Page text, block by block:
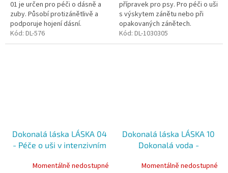
01 je určen pro péči o dásně a
zuby. Působí protizánětlivě a
podporuje hojení dásní.
Kód: DL-576
přípravek pro psy. Pro péči o uši
s výskytem zánětu nebo při
opakovaných zánětech.
Kód: DL-1030305
Dokonalá láska LÁSKA 04
- Péče o uši v intenzivním
Momentálně nedostupné
Dokonalá láska LÁSKA 10
Dokonalá voda -
aktivovaná strukturovaná
Momentálně nedostupné